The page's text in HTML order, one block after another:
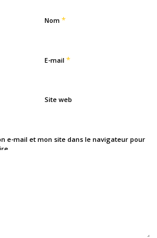
Nom*
E-mail*
Site web
e-mail et mon site dans le navigateur pour